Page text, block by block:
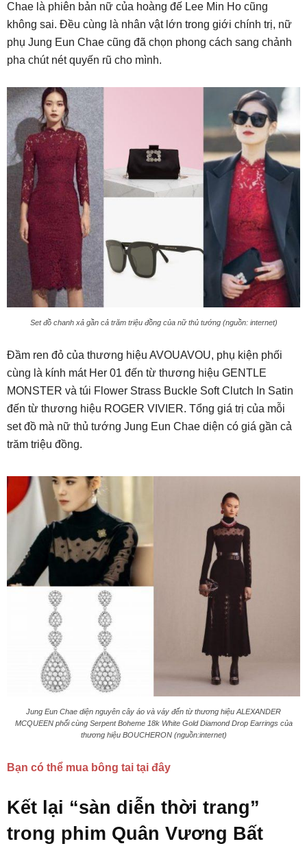
Chae là phiên bản nữ của hoàng đế Lee Min Ho cũng
không sai. Đều cùng là nhân vật lớn trong giới chính trị, nữ
phụ Jung Eun Chae cũng đã chọn phong cách sang chảnh
pha chút nét quyến rũ cho mình.
Set đồ chanh xả gần cả trăm triệu đồng của nữ thủ tướng (nguồn: internet)
Đầm ren đỏ của thương hiệu AVOUAVOU, phụ kiện phối
cùng là kính mát Her 01 đến từ thương hiệu GENTLE
MONSTER và túi Flower Strass Buckle Soft Clutch In Satin
đến từ thương hiệu ROGER VIVIER. Tổng giá trị của mỗi
set đồ mà nữ thủ tướng Jung Eun Chae diện có giá gần cả
trăm triệu đồng.
Jung Eun Chae diện nguyên cây áo và váy đến từ thương hiệu ALEXANDER
MCQUEEN phối cùng Serpent Boheme 18k White Gold Diamond Drop Earrings của
thương hiệu BOUCHERON (nguồn:internet)
Bạn có thể mua bông tai tại đây
Kết lại “sàn diễn thời trang”
trong phim Quân Vương Bất